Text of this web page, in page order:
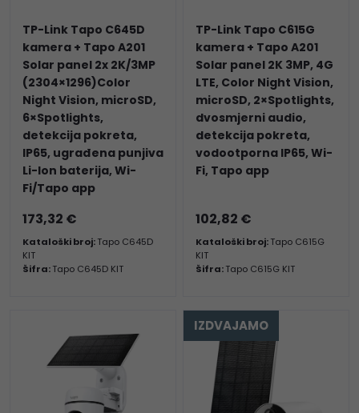
TP-Link Tapo C645D
kamera + Tapo A201
Solar panel 2x 2K/3MP
(2304×1296)Color
Night Vision, microSD,
6×Spotlights,
detekcija pokreta,
IP65, ugrađena punjiva
Li-Ion baterija, Wi-
Fi/Tapo app
173,32 €
Kataloški broj:Tapo C645D
KIT
Šifra:Tapo C645D KIT
TP-Link Tapo C615G
kamera + Tapo A201
Solar panel 2K 3MP, 4G
LTE, Color Night Vision,
microSD, 2×Spotlights,
dvosmjerni audio,
detekcija pokreta,
vodootporna IP65, Wi-
Fi, Tapo app
102,82 €
Kataloški broj:Tapo C615G
KIT
Šifra:Tapo C615G KIT
IZDVAJAMO